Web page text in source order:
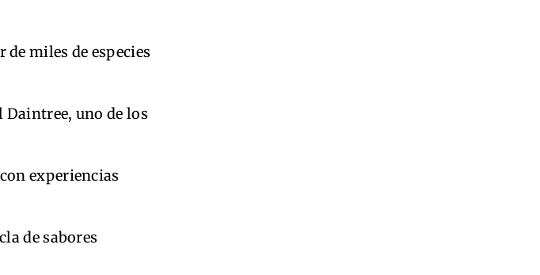
miles de especies
Daintree, uno de los
experiencias
de sabores